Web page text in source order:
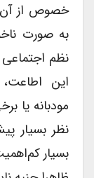
خصوص از آن
به صورت
نظم اجتماعی
این
مودبانه یا
نظر بسیار
بسیار